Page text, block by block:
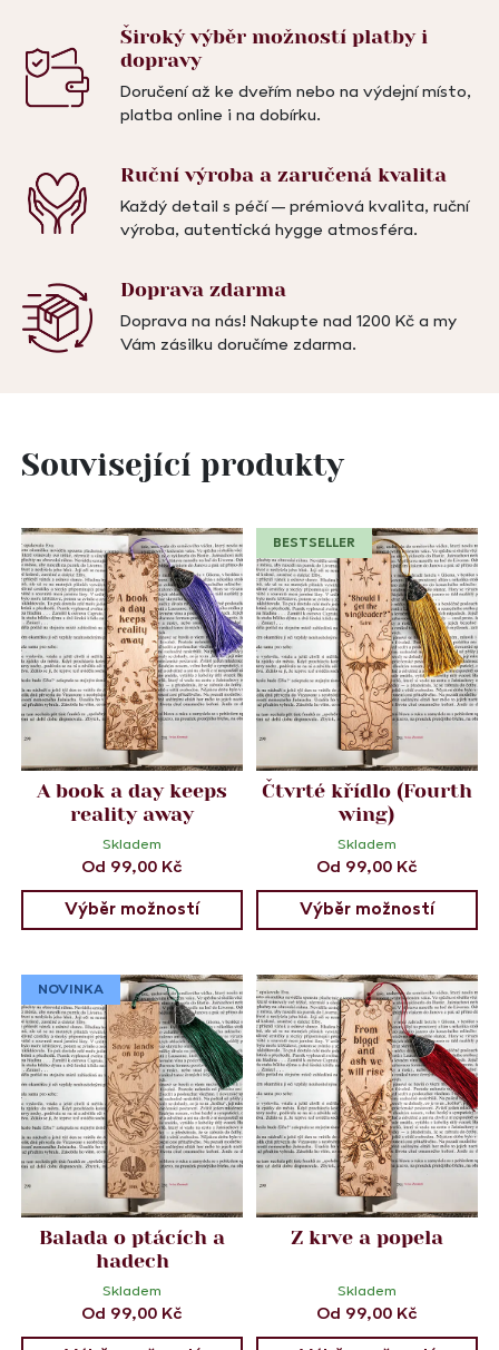
Široký výběr možnostíplatby i
dopravy
Doručení až ke dveřím nebo na výdejní místo,
platba online i na dobírku.
Ruční výroba azaručená kvalita
Každý detail s péčí – prémiová kvalita, ruční
výroba, autentická hygge atmosféra.
Dopravazdarma
Doprava na nás! Nakupte nad 1200 Kč a my
Vám zásilku doručíme zdarma.
Související produkty
A book a day keeps
reality away
Skladem
Od 99,00 Kč
Výběr možností
BESTSELLER
Čtvrté křídlo (Fourth
wing)
Skladem
Od 99,00 Kč
Výběr možností
NOVINKA
Balada o ptácích a
hadech
Skladem
Od 99,00 Kč
Z krve a popela
Skladem
Od 99,00 Kč